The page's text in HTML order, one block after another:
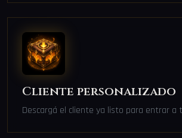
Cliente personalizado
Descargá el cliente ya listo para entrar a